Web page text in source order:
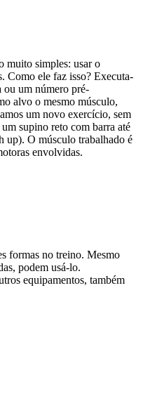
muito simples: usar o
Como ele faz isso? Executa-
ou um número pré-
alvo o mesmo músculo,
um novo exercício, sem
supino reto com barra até
up). O músculo trabalhado é
envolvidas.
formas no treino. Mesmo
podem usá-lo.
equipamentos, também